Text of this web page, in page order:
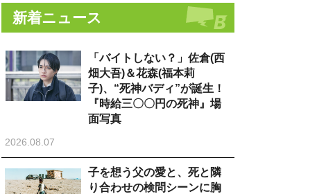
新着ニュース
「バイトしない？」佐倉(西
畑大吾)＆花森(福本莉
子)、“死神バディ”が誕生！
『時給三〇〇円の死神』場
面写真
2026.08.07
子を想う父の愛と、死と隣
り合わせの検問シーンに胸